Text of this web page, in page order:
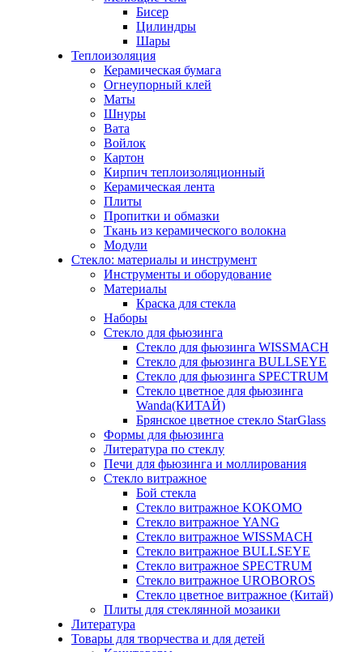
Бисер
Цилиндры
Шары
Теплоизоляция
Керамическая бумага
Огнеупорный клей
Маты
Шнуры
Вата
Войлок
Картон
Кирпич теплоизоляционный
Керамическая лента
Плиты
Пропитки и обмазки
Ткань из керамического волокна
Модули
Стекло: материалы и инструмент
Инструменты и оборудование
Материалы
Краска для стекла
Наборы
Стекло для фьюзинга
Стекло для фьюзинга WISSMACH
Стекло для фьюзинга BULLSEYE
Стекло для фьюзинга SPECTRUM
Стекло цветное для фьюзинга
Wanda(КИТАЙ)
Брянское цветное стекло StarGlass
Формы для фьюзинга
Литература по стеклу
Печи для фьюзинга и моллирования
Стекло витражное
Бой стекла
Стекло витражное KOKOMO
Стекло витражное YANG
Стекло витражное WISSMACH
Стекло витражное BULLSEYE
Стекло витражное SPECTRUM
Стекло витражное UROBOROS
Стекло цветное витражное (Китай)
Плиты для стеклянной мозаики
Литература
Товары для творчества и для детей